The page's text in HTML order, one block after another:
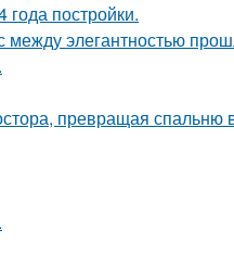
постройки.
между элегантностью
превращая спальню в